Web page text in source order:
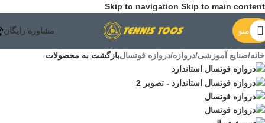
Skip to navigation Skip to main content
منو مشاوره رایگان
خانه/صنایع آموزشی/دروازه/دروازه فوتسالبازگشت به محصولات